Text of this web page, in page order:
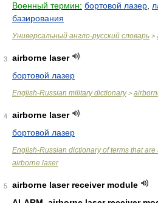
Военный термин: бортовой лазер
базирования
Универсальный англо-русский словарь >
3
airborne laser
бортовой лазер
English-Russian military dictionary>
4
airborne laser
бортовой лазер
English-Russian dictionary of terms that
airborne laser
5
airborne laser receiver module